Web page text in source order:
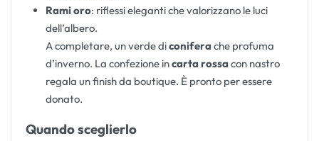
Rami oro: riflessi eleganti che valorizzano le luci
dell’albero.
A completare, un verde diconifera che profuma
d’inverno. La confezione incarta rossa con nastro
regala un finish da boutique. È pronto per essere
donato.
Quando sceglierlo